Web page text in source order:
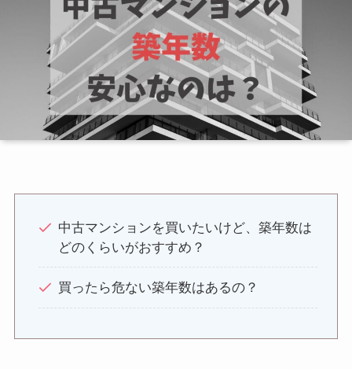
中古マンションを買いたいけど、築年数は
どのくらいがおすすめ？
買ったら危ない築年数はあるの？